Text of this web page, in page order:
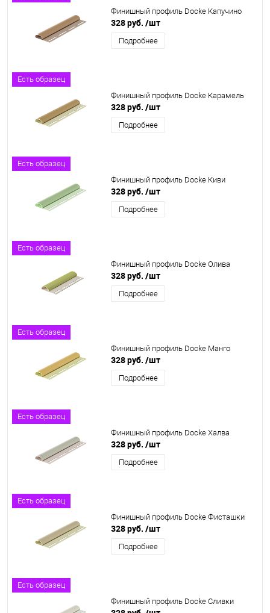
Финишный профиль Docke Капучино
328 руб. /шт
Подробнее
Есть образец
Финишный профиль Docke Карамель
328 руб. /шт
Подробнее
Есть образец
Финишный профиль Docke Киви
328 руб. /шт
Подробнее
Есть образец
Финишный профиль Docke Олива
328 руб. /шт
Подробнее
Есть образец
Финишный профиль Docke Манго
328 руб. /шт
Подробнее
Есть образец
Финишный профиль Docke Халва
328 руб. /шт
Подробнее
Есть образец
Финишный профиль Docke Фисташки
328 руб. /шт
Подробнее
Есть образец
Финишный профиль Docke Сливки